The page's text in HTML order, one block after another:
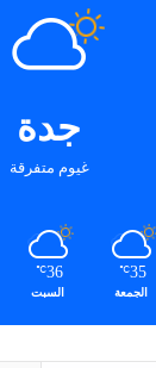
جدة
غيوم متفرقة
35
℃
الجمعة
36
℃
السبت